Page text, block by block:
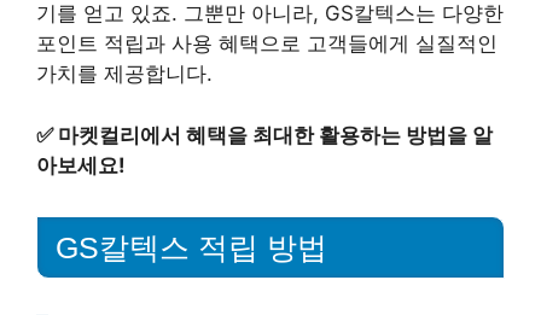
기를 얻고 있죠. 그뿐만 아니라, GS칼텍스는 다양한
포인트 적립과 사용 혜택으로 고객들에게 실질적인
가치를 제공합니다.
✅ 마켓컬리에서 혜택을 최대한 활용하는 방법을 알
아보세요!
GS칼텍스 적립 방법